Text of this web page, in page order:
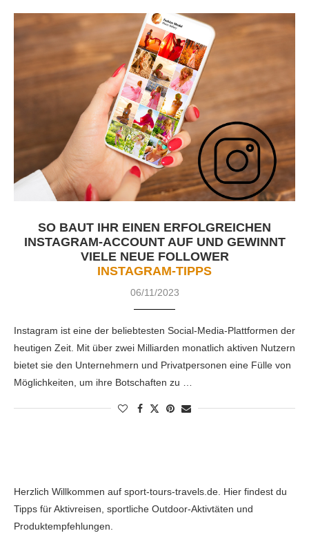
SO BAUT IHR EINEN ERFOLGREICHEN
INSTAGRAM-ACCOUNT AUF UND GEWINNT
VIELE NEUE FOLLOWER
INSTAGRAM-TIPPS
06/11/2023
Instagram ist eine der beliebtesten Social-Media-Plattformen der
heutigen Zeit. Mit über zwei Milliarden monatlich aktiven Nutzern
bietet sie den Unternehmern und Privatpersonen eine Fülle von
Möglichkeiten, um ihre Botschaften zu …
Herzlich Willkommen auf sport-tours-travels.de. Hier findest du
Tipps für Aktivreisen, sportliche Outdoor-Aktivtäten und
Produktempfehlungen.